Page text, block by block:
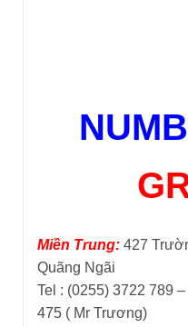
Miền Trung: 427
Quãng Ngãi
Tel : (0255) 3722 789
475 ( Mr Trương)